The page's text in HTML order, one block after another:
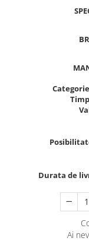
Masurarea
Termometre cu
Standuri testare
Standuri testare
Convertor Analog-
Cutie de jonctiune
Piese pentru
Piulite zimtate si
Durata de
Ai